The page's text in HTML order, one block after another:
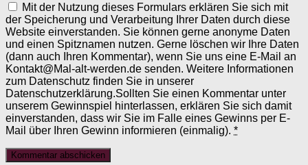
Mit der Nutzung dieses Formulars erklären Sie sich mit
der Speicherung und Verarbeitung Ihrer Daten durch diese
Website einverstanden. Sie können gerne anonyme Daten
und einen Spitznamen nutzen. Gerne löschen wir Ihre Daten
(dann auch Ihren Kommentar), wenn Sie uns eine E-Mail an
Kontakt@Mal-alt-werden.de senden. Weitere Informationen
zum Datenschutz finden Sie in unserer
Datenschutzerklärung.Sollten Sie einen Kommentar unter
unserem Gewinnspiel hinterlassen, erklären Sie sich damit
einverstanden, dass wir Sie im Falle eines Gewinns per E-
Mail über Ihren Gewinn informieren (einmalig). *